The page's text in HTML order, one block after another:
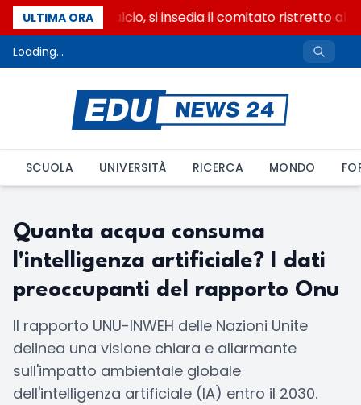
ULTIMA ORA
Riforma del calcio, si insedia il comitato ristretto al
Loading...
SCUOLA UNIVERSITÀ RICERCA MONDO
Quanta acqua consuma
l'intelligenza artificiale? I dati
preoccupanti del rapporto Onu
Il rapporto UNU-INWEH delle Nazioni Unite
delinea una visione chiara e allarmante
sull'impatto ambientale globale
dell'intelligenza artificiale (IA) entro il 2030.